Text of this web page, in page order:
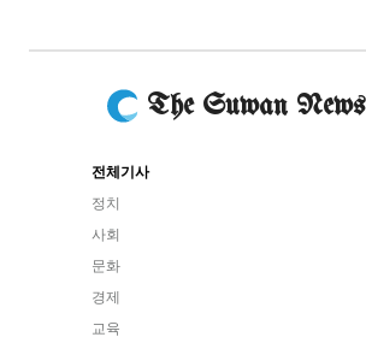
The Suwan News
전체기사
정치
사회
문화
경제
교육